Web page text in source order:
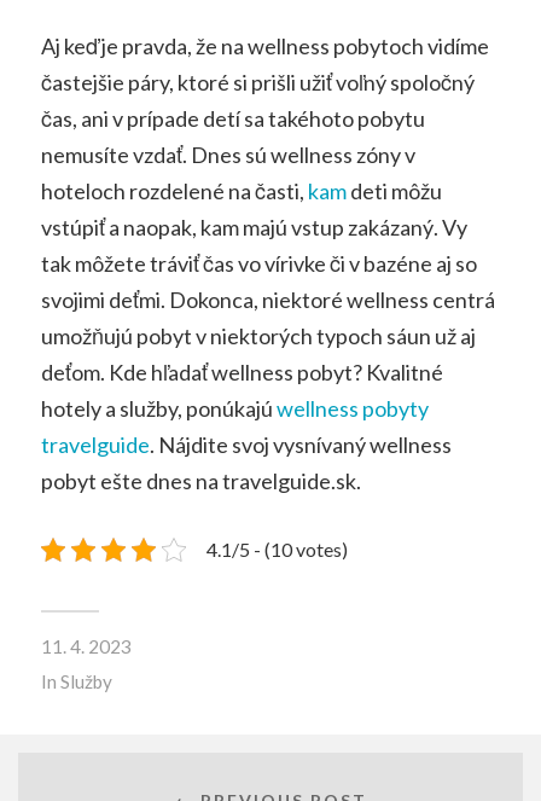
Aj keď je pravda, že na wellness pobytoch vidíme
častejšie páry, ktoré si prišli užiť voľný spoločný
čas, ani v prípade detí sa takéhoto pobytu
nemusíte vzdať. Dnes sú wellness zóny v
hoteloch rozdelené na časti, kamdeti môžu
vstúpiť a naopak, kam majú vstup zakázaný. Vy
tak môžete tráviť čas vo vírivke či v bazéne aj so
svojimi deťmi. Dokonca, niektoré wellness centrá
umožňujú pobyt v niektorých typoch sáun už aj
deťom. Kde hľadať wellness pobyt? Kvalitné
hotely a služby, ponúkajúwellness pobyty
travelguide. Nájdite svoj vysnívaný wellness
pobyt ešte dnes na travelguide.sk.
4.1/5 - (10 votes)
11. 4. 2023
In Služby